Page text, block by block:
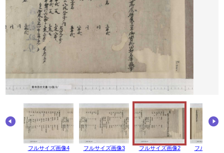
フルサイズ画像4 フルサイズ画像3 フルサイズ画像2 フルサイズ